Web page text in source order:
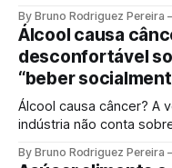
desequilíbrio hormonal
By Bruno Rodriguez Pereira
Álcool causa
desconfortável
“beber
Álcool causa câncer? A
indústria não conta
ciência moderna não
By Bruno Rodriguez Pereira